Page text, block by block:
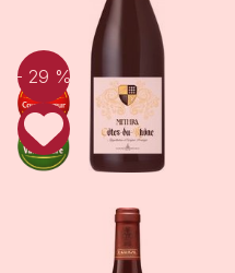
- 29 %